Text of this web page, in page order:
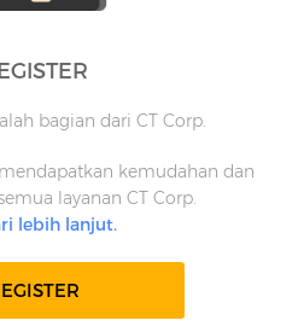
bagian dari CT Corp.
kemudahan dan
layanan CT Corp.
lebih lanjut.